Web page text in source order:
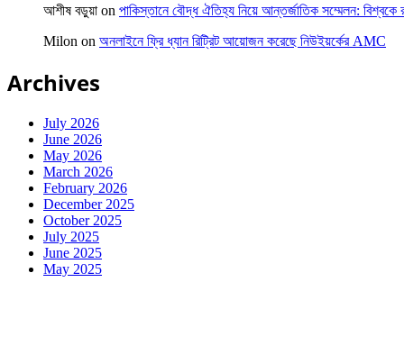
আশীষ বড়ুয়া on পাকিস্তানে বৌদ্ধ ঐতিহ্য নিয়ে আন্তর্জাতিক সম্মেলন: বিশ্বকে
Milon on অনলাইনে ফ্রি ধ্যান রিট্রিট আয়োজন করেছে নিউইয়র্কের AMC
Archives
July 2026
June 2026
May 2026
March 2026
February 2026
December 2025
October 2025
July 2025
June 2025
May 2025